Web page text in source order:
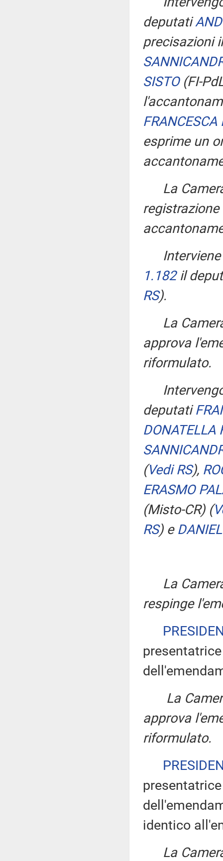
deputati
precisazioni
SISTO(FI-
FRANCESCA
esprime un
La
1.182il
RS).
La
approva
riformulato.
deputati
DONATELLA
(Vedi RS),
ERASMO
(Misto-CR) (
RS)e
La
respinge
La
approva
riformulato.
identico
La